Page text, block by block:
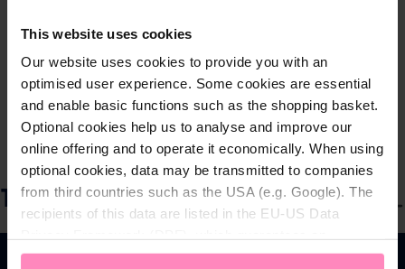
This website uses cookies
Our website uses cookies to provide you with an
optimised user experience. Some cookies are essential
and enable basic functions such as the shopping basket.
Optional cookies help us to analyse and improve our
online offering and to operate it economically. When using
optional cookies, data may be transmitted to companies
from third countries such as the USA (e.g. Google). The
recipients of this data are listed in the EU-US Data
appropriate level of data protection. You canaccept all
12,95 €
l
Ajouter au panier